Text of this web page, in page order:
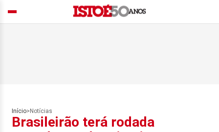
Início> Notícias
Brasileirão terá rodada